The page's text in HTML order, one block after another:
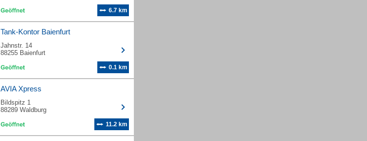
6.7 km
Tank-Kontor Baienfurt
Jahnstr. 14
88255 Baienfurt
0.1 km
AVIA Xpress
Bildspitz 1
88289 Waldburg
11.2 km